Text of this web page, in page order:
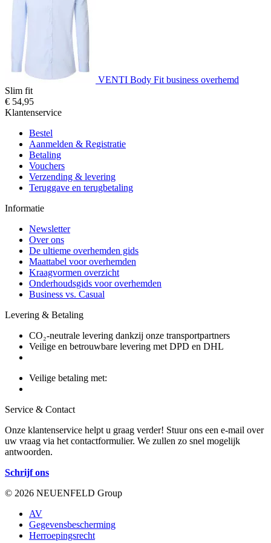
VENTI Body Fit business overhemd
Slim fit
€ 54,95
Klantenservice
Bestel
Aanmelden & Registratie
Betaling
Vouchers
Verzending & levering
Teruggave en terugbetaling
Informatie
Newsletter
Over ons
De ultieme overhemden gids
Maattabel voor overhemden
Kraagvormen overzicht
Onderhoudsgids voor overhemden
Business vs. Casual
Levering & Betaling
CO₂-neutrale levering dankzij onze transportpartners
Veilige en betrouwbare levering met DPD en DHL
Veilige betaling met:
Service & Contact
Onze klantenservice helpt u graag verder! Stuur ons een e-mail over
uw vraag via het contactformulier. We zullen zo snel mogelijk
antwoorden.
Schrijf ons
© 2026 NEUENFELD Group
AV
Gegevensbescherming
Herroepingsrecht